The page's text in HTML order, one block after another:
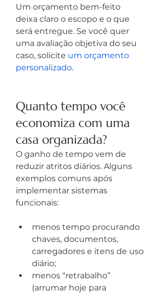
Um orçamento bem-feito
deixa claro o escopo e o que
será entregue. Se você quer
uma avaliação objetiva do seu
caso, solicite um orçamento
personalizado.
Quanto tempo você
economiza com uma
casa organizada?
O ganho de tempo vem de
reduzir atritos diários. Alguns
exemplos comuns após
implementar sistemas
funcionais:
menos tempo procurando
chaves, documentos,
carregadores e itens de uso
diário;
menos “retrabalho”
(arrumar hoje para